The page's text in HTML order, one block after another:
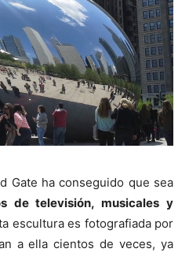
Gate ha conseguido que sea
de televisión, musicales y
escultura es fotografiada por
a ella cientos de veces, ya